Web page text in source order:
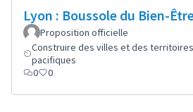
Lyon : Boussole du Bien-
Proposition officielle
Construire des villes et des
pacifiques
0
0